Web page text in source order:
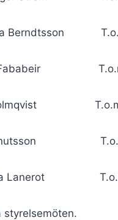
T.o.m.
T.o.m.
T.o.m.
T.o.m.
styrelsemöten.